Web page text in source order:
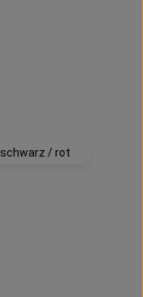
schwarz / rot
Wert